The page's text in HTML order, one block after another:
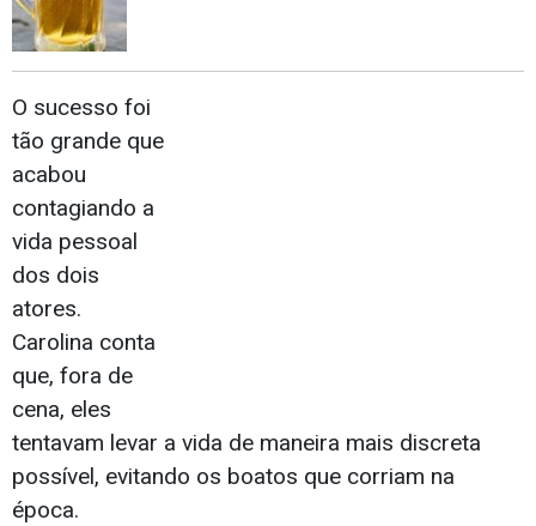
O sucesso foi
tão grande que
acabou
contagiando a
vida pessoal
dos dois
atores.
Carolina conta
que, fora de
cena, eles
tentavam levar a vida de maneira mais discreta
possível, evitando os boatos que corriam na
época.